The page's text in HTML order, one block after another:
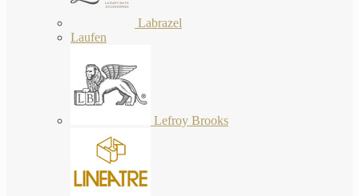
Labrazel
Laufen
Lefroy Brooks